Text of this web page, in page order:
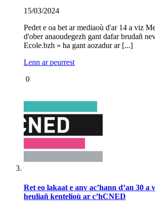
15/03/2024
Pedet e oa bet ar mediaoù d'ar 14 a viz
d'ober anaoudegezh gant dafar brudañ
Ecole.bzh » ha gant aozadur ar [...]
Lenn ar peurrest
0
Ret eo lakaat e anv ac’hann d’an 30 a
heuliañ kentelioù ar c’hCNED